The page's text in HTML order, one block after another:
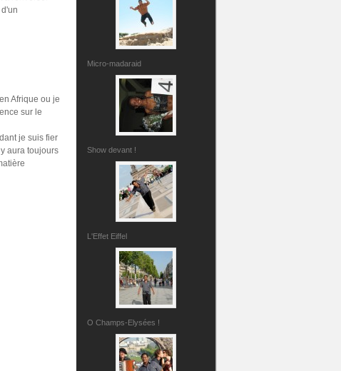
Micro-madaraid
Show devant !
L'Effet Eiffel
O Champs-Elysées !
Afrique ou je
sur le
je suis fier
aura toujours